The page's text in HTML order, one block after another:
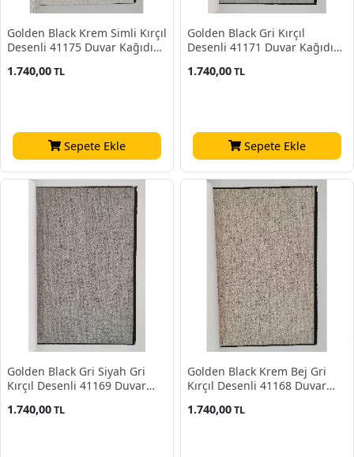
Golden Black Krem Simli Kırçıl
Desenli 41175 Duvar Kağıdı
1.740,00TL
Sepete Ekle
Golden Black Gri Kırçıl
Desenli 41171 Duvar Kağıdı
1.740,00TL
Sepete Ekle
Golden Black Gri Siyah Gri
Kırçıl Desenli 41169 Duvar
1.740,00TL
Golden Black Krem Bej Gri
Kırçıl Desenli 41168 Duvar
1.740,00TL